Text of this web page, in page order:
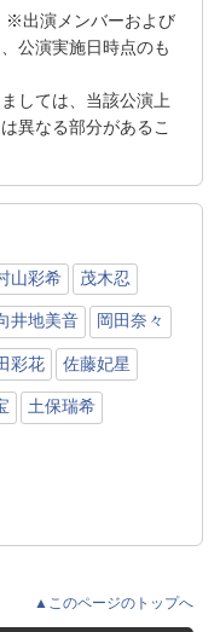
※出演メンバーおよび
公演実施日時点のも
しては、当該公演上
異なる部分があるこ
山彩希 茂木忍
井地美音 岡田奈々
彩花 佐藤妃星
土保瑞希
▲このページのトップへ